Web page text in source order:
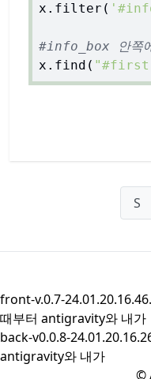
x.filter(
#info_box 안쪽
x.find(
S
front-v.0.7-
때부터 antigravity와 내가
back-v0.0.8-
antigravity와 내가
©